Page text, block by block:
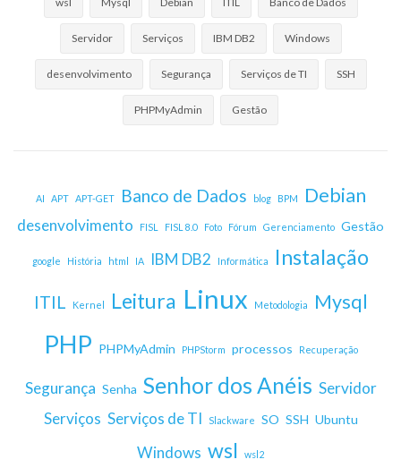
Servidor Serviços IBM DB2 Windows
desenvolvimento Segurança Serviços de TI SSH
PHPMyAdmin Gestão
AI APT APT-GET Banco de Dados blog BPM Debian
desenvolvimento FISL FISL 8.0 Foto Fórum Gerenciamento Gestão
google História html IA IBM DB2 Informática Instalação
ITIL Kernel Leitura Linux Metodologia Mysql
PHP PHPMyAdmin PHPStorm processos Recuperação
Segurança Senha Senhor dos Anéis Servidor
Serviços Serviços de TI Slackware SO SSH Ubuntu
Windows wsl wsl2